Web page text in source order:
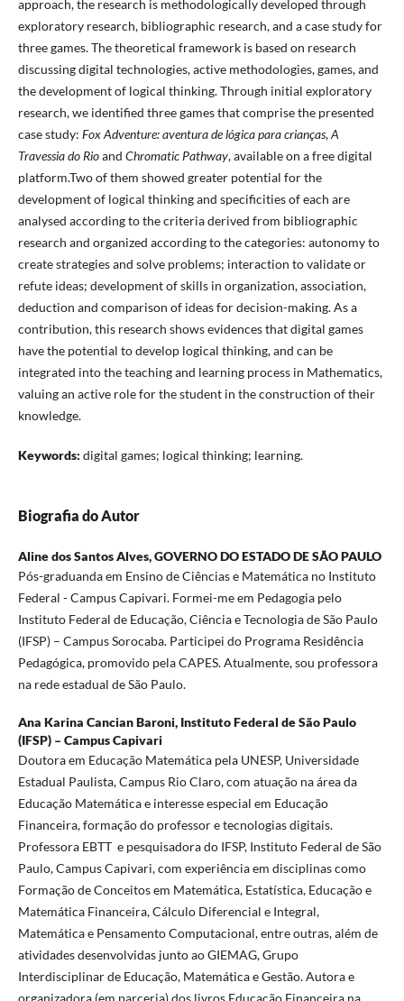
approach, the research is methodologically developed through
exploratory research, bibliographic research, and a case study for
three games. The theoretical framework is based on research
discussing digital technologies, active methodologies, games, and
the development of logical thinking. Through initial exploratory
research, we identified three games that comprise the presented
case study: Fox Adventure: aventura de lógica para crianças,A
Travessia do Rioand Chromatic Pathway, available on a free digital
platform.Two of them showed greater potential for the
development of logical thinking and specificities of each are
analysed according to the criteria derived from bibliographic
research and organized according to the categories: autonomy to
create strategies and solve problems; interaction to validate or
refute ideas; development of skills in organization, association,
deduction and comparison of ideas for decision-making. As a
contribution, this research shows evidences that digital games
have the potential to develop logical thinking, and can be
integrated into the teaching and learning process in Mathematics,
valuing an active role for the student in the construction of their
knowledge.
Keywords: digital games; logical thinking; learning.
Biografia do Autor
Aline dos Santos Alves,GOVERNO DO ESTADO DE SÃO PAULO
Pós-graduanda em Ensino de Ciências e Matemática no Instituto
Federal - Campus Capivari. Formei-me em Pedagogia pelo
Instituto Federal de Educação, Ciência e Tecnologia de São Paulo
(IFSP) – Campus Sorocaba. Participei do Programa Residência
Pedagógica, promovido pela CAPES. Atualmente, sou professora
na rede estadual de São Paulo.
Ana Karina Cancian Baroni, Instituto Federal de São Paulo
(IFSP) – Campus Capivari
Doutora em Educação Matemática pela UNESP, Universidade
Estadual Paulista, Campus Rio Claro, com atuação na área da
Educação Matemática e interesse especial em Educação
Financeira, formação do professor e tecnologias digitais.
Professora EBTT e pesquisadora do IFSP, Instituto Federal de São
Paulo, Campus Capivari, com experiência em disciplinas como
Formação de Conceitos em Matemática, Estatística, Educação e
Matemática Financeira, Cálculo Diferencial e Integral,
Matemática e Pensamento Computacional, entre outras, além de
atividades desenvolvidas junto ao GIEMAG, Grupo
Interdisciplinar de Educação, Matemática e Gestão. Autora e